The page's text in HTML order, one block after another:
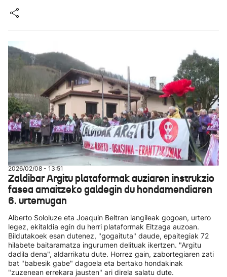
2026/02/08 - 13:51
Zaldibar Argitu plataformak auziaren instrukzio
fasea amaitzeko galdegin du hondamendiaren
6. urtemugan
Alberto Sololuze eta Joaquin Beltran langileak gogoan, urtero
legez, ekitaldia egin du herri plataformak Eitzaga auzoan.
Bildutakoek esan dutenez, "gogaituta" daude, epaitegiak 72
hilabete baitaramatza ingurumen delituak ikertzen. "Argitu
dadila dena", aldarrikatu dute. Horrez gain, zabortegiaren zati
bat "babesik gabe" dagoela eta bertako hondakinak
"zuzenean errekara jausten" ari direla salatu dute.